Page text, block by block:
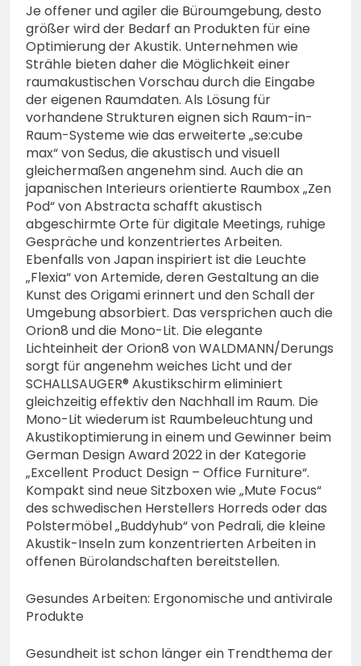
Je offener und agiler die Büroumgebung, desto
größer wird der Bedarf an Produkten für eine
Optimierung der Akustik. Unternehmen wie
Strähle bieten daher die Möglichkeit einer
raumakustischen Vorschau durch die Eingabe
der eigenen Raumdaten. Als Lösung für
vorhandene Strukturen eignen sich Raum-in-
Raum-Systeme wie das erweiterte „se:cube
max“ von Sedus, die akustisch und visuell
gleichermaßen angenehm sind. Auch die an
japanischen Interieurs orientierte Raumbox „Zen
Pod“ von Abstracta schafft akustisch
abgeschirmte Orte für digitale Meetings, ruhige
Gespräche und konzentriertes Arbeiten.
Ebenfalls von Japan inspiriert ist die Leuchte
„Flexia“ von Artemide, deren Gestaltung an die
Kunst des Origami erinnert und den Schall der
Umgebung absorbiert. Das versprichen auch die
Orion8 und die Mono-Lit. Die elegante
Lichteinheit der Orion8 von WALDMANN/Derungs
sorgt für angenehm weiches Licht und der
SCHALLSAUGER® Akustikschirm eliminiert
gleichzeitig effektiv den Nachhall im Raum. Die
Mono-Lit wiederum ist Raumbeleuchtung und
Akustikoptimierung in einem und Gewinner beim
German Design Award 2022 in der Kategorie
„Excellent Product Design – Office Furniture“.
Kompakt sind neue Sitzboxen wie „Mute Focus“
des schwedischen Herstellers Horreds oder das
Polstermöbel „Buddyhub“ von Pedrali, die kleine
Akustik-Inseln zum konzentrierten Arbeiten in
offenen Bürolandschaften bereitstellen.
Gesundes Arbeiten: Ergonomische und antivirale
Produkte
Gesundheit ist schon länger ein Trendthema der